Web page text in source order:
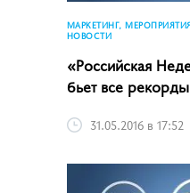
МАРКЕТИНГ,
НОВОСТИ
«Российская
бьет все
31.05.2016 в 17:52